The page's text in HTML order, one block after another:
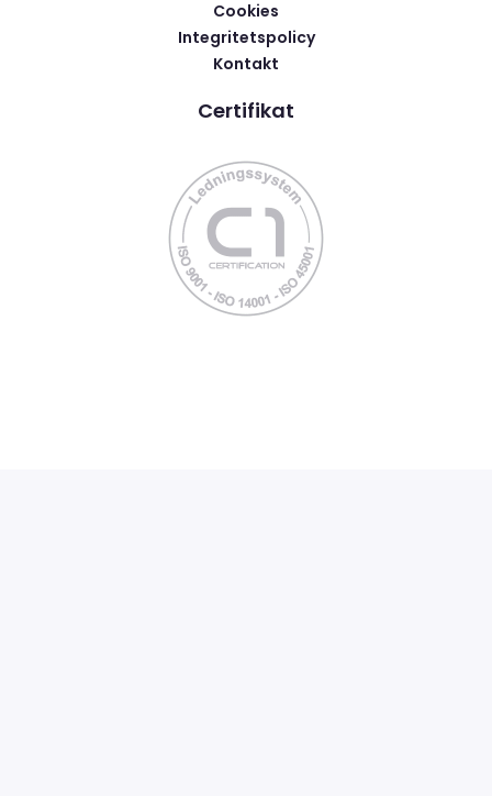
Cookies
Integritetspolicy
Kontakt
Certifikat